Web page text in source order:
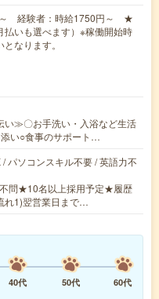
～ 経験者：時給1750円～ ★
払いも選べます）※稼働開始時
なります。
い≫〇お手洗い・入浴など生活
い○食事のサポート…
パソコンスキル不要 / 英語力不
問★10名以上採用予定★履歴
れ1)翌営業日まで…
40代 50代
60代